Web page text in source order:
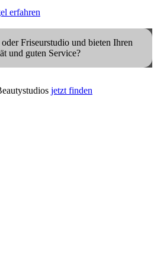
erfahren
Friseurstudio und bieten Ihren
und guten Service?
jetzt finden